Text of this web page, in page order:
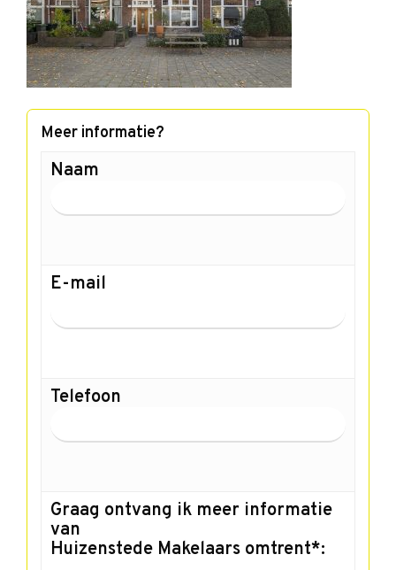
Meer informatie?
Naam
E-mail
Telefoon
Graag ontvang ik meer informatie
van
Huizenstede Makelaars omtrent*: